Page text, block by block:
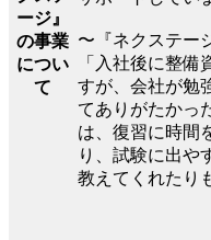
ージ』
の事業
につい
て
〜『ネクステー
「入社後に整
すが、会社が勉
てありがたかっ
は、復習に時間
り、試験に出や
教えてくれたり